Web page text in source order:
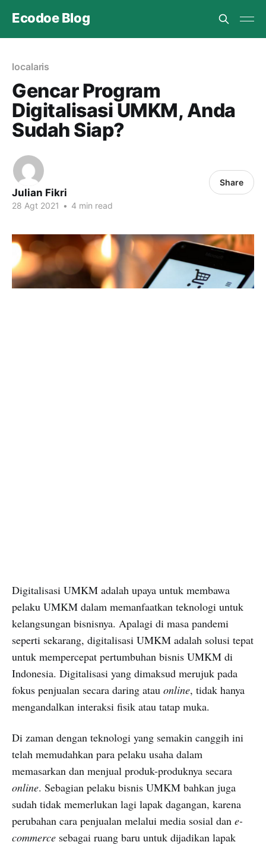
Ecodoe Blog
localaris
Gencar Program
Digitalisasi UMKM, Anda
Sudah Siap?
Julian Fikri
28 Agt 2021 • 4 min read
Share
Digitalisasi UMKM adalah upaya untuk membawa
pelaku UMKM dalam memanfaatkan teknologi untuk
kelangsungan bisnisnya. Apalagi di masa pandemi
seperti sekarang, digitalisasi UMKM adalah solusi tepat
untuk mempercepat pertumbuhan bisnis UMKM di
Indonesia. Digitalisasi yang dimaksud merujuk pada
fokus penjualan secara daring atau online, tidak hanya
mengandalkan interaksi fisik atau tatap muka.
Di zaman dengan teknologi yang semakin canggih ini
telah memudahkan para pelaku usaha dalam
memasarkan dan menjual produk-produknya secara
online. Sebagian pelaku bisnis UMKM bahkan juga
sudah tidak memerlukan lagi lapak dagangan, karena
perubahan cara penjualan melalui media sosial dan e-
commerce sebagai ruang baru untuk dijadikan lapak